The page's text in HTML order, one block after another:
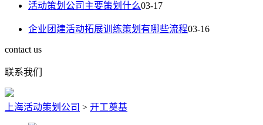
活动策划公司主要策划什么03-17
企业团建活动拓展训练策划有哪些流程03-16
contact us
联系我们
上海活动策划公司 > 开工奠基